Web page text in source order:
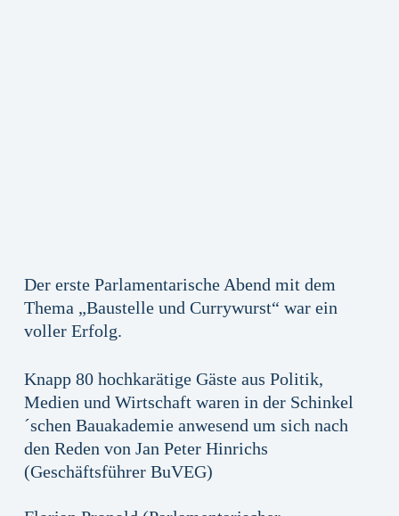
Der erste Parlamentarische Abend mit dem
Thema „Baustelle und Currywurst“ war ein
voller Erfolg.
Knapp 80 hochkarätige Gäste aus Politik,
Medien und Wirtschaft waren in der Schinkel
´schen Bauakademie anwesend um sich nach
den Reden von Jan Peter Hinrichs
(Geschäftsführer BuVEG)